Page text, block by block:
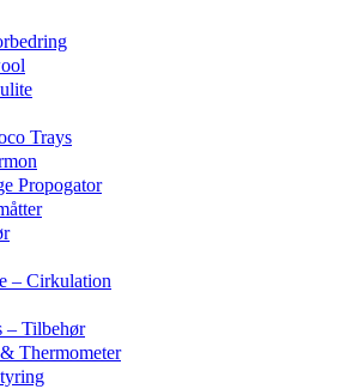
Trays
Propogator
– Cirkulation
– Tilbehør
Thermometer